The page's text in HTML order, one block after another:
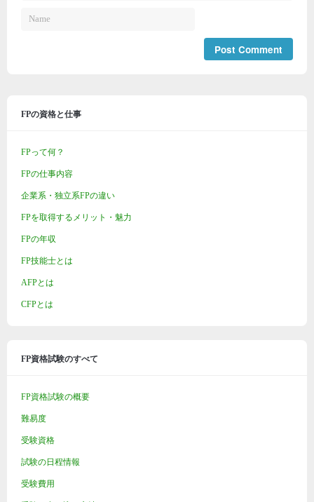
FPの資格と仕事
FPって何？
FPの仕事内容
企業系・独立系FPの違い
FPを取得するメリット・魅力
FPの年収
FP技能士とは
AFPとは
CFPとは
FP資格試験のすべて
FP資格試験の概要
難易度
受験資格
試験の日程情報
受験費用